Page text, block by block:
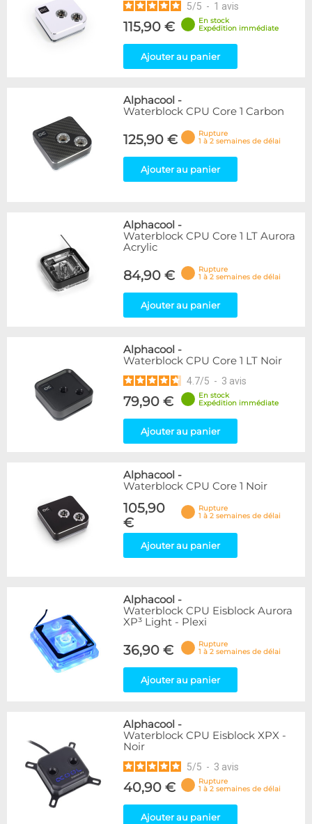
5/5 - 1 avis
115,90 €
En stock
Expédition immédiate
Ajouter au panier
Alphacool -
Waterblock CPU Core 1 Carbon
125,90 €
Rupture
1 à 2 semaines de délai
Ajouter au panier
Alphacool -
Waterblock CPU Core 1 LT Aurora
Acrylic
84,90 €
Rupture
1 à 2 semaines de délai
Ajouter au panier
Alphacool -
Waterblock CPU Core 1 LT Noir
4.7/5 - 3 avis
79,90 €
En stock
Expédition immédiate
Ajouter au panier
Alphacool -
Waterblock CPU Core 1 Noir
105,90
€
Rupture
1 à 2 semaines de délai
Ajouter au panier
Alphacool -
Waterblock CPU Eisblock Aurora
XP³ Light - Plexi
36,90 €
Rupture
1 à 2 semaines de délai
Ajouter au panier
Alphacool -
Waterblock CPU Eisblock XPX -
Noir
5/5 - 3 avis
40,90 €
Rupture
1 à 2 semaines de délai
Ajouter au panier